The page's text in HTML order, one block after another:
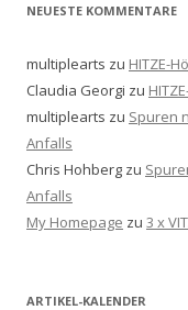
NEUESTE KOMMENTARE
multiplearts zu HITZE-
Claudia Georgi zu
multiplearts zu Spuren
Anfalls
Chris Hohberg zu
Anfalls
My Homepage zu 3 x
ARTIKEL-KALENDER